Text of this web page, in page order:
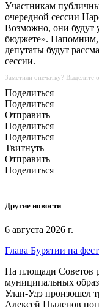
Участникам
очередной сессии
Возможно, они будут
бюджете».
депутаты будут
сессии.
Заметили опечатку?
Поделиться
Поделиться
Отправить
Поделиться
Поделиться
Твитнуть
Отправить
Поделиться
Другие новости
6 августа 2026 г.
Глава Бурятии на
На площади Советов
муниципальных
Улан-Удэ произошел
Алексей Цыденов